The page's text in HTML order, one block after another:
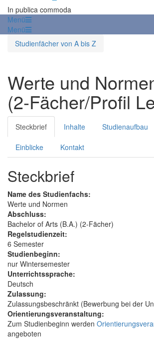
In publica commoda
Menü
Menü
Studienfächer von A bis Z
Werte und
(2-Fächer/Profil
Steckbrief Inhalte Studienaufbau
Einblicke Kontakt
Steckbrief
Name des Studienfachs:
Werte und Normen
Abschluss:
Bachelor of Arts (B.A.) (2-Fächer)
Regelstudienzeit:
6 Semester
Studienbeginn:
nur Wintersemester
Unterrichtssprache:
Deutsch
Zulassung:
Zulassungsbeschränkt (Bewerbung bei der
Orientierungsveranstaltung:
Zum Studienbeginn werden
angeboten